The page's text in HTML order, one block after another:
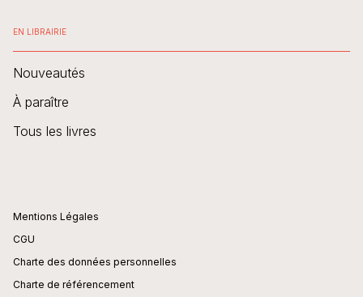
EN LIBRAIRIE
Nouveautés
À paraître
Tous les livres
Mentions Légales
CGU
Charte des données personnelles
Charte de référencement